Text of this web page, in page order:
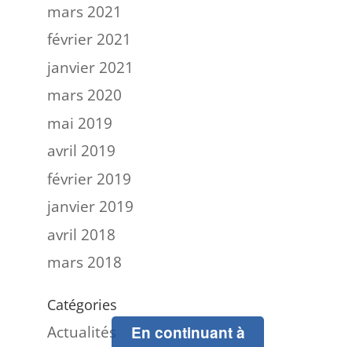
mars 2021
février 2021
janvier 2021
mars 2020
mai 2019
avril 2019
février 2019
janvier 2019
avril 2018
mars 2018
Catégories
Actualités
En continuant à